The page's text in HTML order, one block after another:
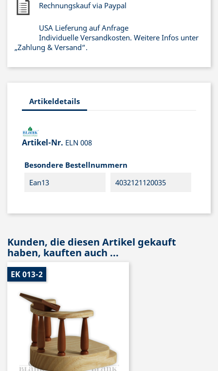
Rechnungskauf via Paypal
USA Lieferung auf Anfrage
Individuelle Versandkosten. Weitere Infos unter
„Zahlung & Versand“.
Artikeldetails
Artikel-Nr. ELN 008
Besondere Bestellnummern
Ean13
4032121120035
Kunden, die diesen Artikel gekauft
haben, kauften auch ...
EK 013-2